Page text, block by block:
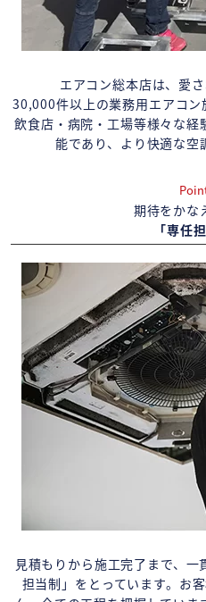
エアコン総本店は、愛
30,000件以上の業務用エアコン
飲食店・病院・工場等様々な
能であり、より快適な空
期待をかな
「専任
見積もりから施工完了まで、
担当制」をとっています。お